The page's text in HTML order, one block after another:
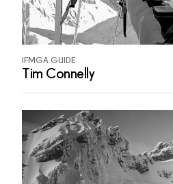
IFMGA GUIDE
Tim Connelly